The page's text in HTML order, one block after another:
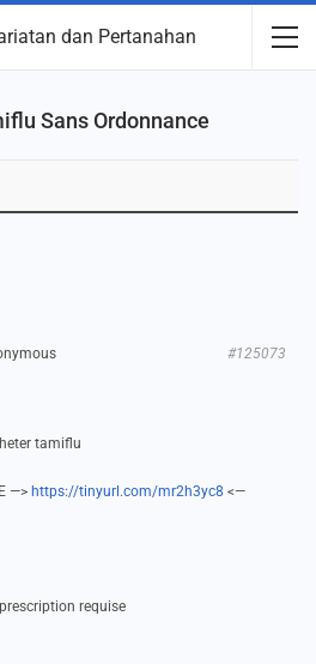
dan Pertanahan
Sans Ordonnance
#125073
tamiflu
—> https://tinyurl.com/mr2h3yc8 <—
requise